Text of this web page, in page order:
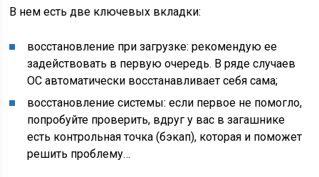
В нем есть две ключевых вкладки:
восстановление при загрузке: рекомендую ее
задействовать в первую очередь. В ряде случаев
ОС автоматически восстанавливает себя сама;
восстановление системы: если первое не помогло,
попробуйте проверить, вдруг у вас в загашнике
есть контрольная точка (бэкап), которая и поможет
решить проблему…